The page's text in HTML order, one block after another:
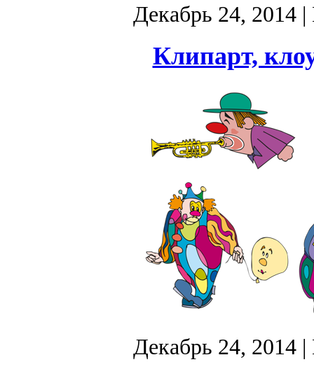
Декабрь 24, 2014|
Клипарт,
Декабрь 24, 2014|